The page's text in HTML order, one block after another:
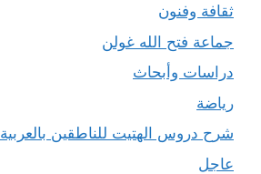
ثقافة وفنون
جماعة فتح الله غولن
دراسات وأبحاث
رياضة
شرح دروس الهتيت للناطقين بالعربية
عاجل